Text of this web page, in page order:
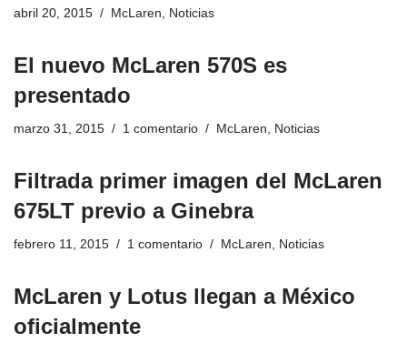
abril 20, 2015 McLaren Noticias
El nuevo McLaren 570S es
presentado
marzo 31, 2015 1 comentario McLaren Noticias
Filtrada primer imagen del McLaren
675LT previo a Ginebra
febrero 11, 2015 1 comentario McLaren Noticias
McLaren y Lotus llegan a México
oficialmente